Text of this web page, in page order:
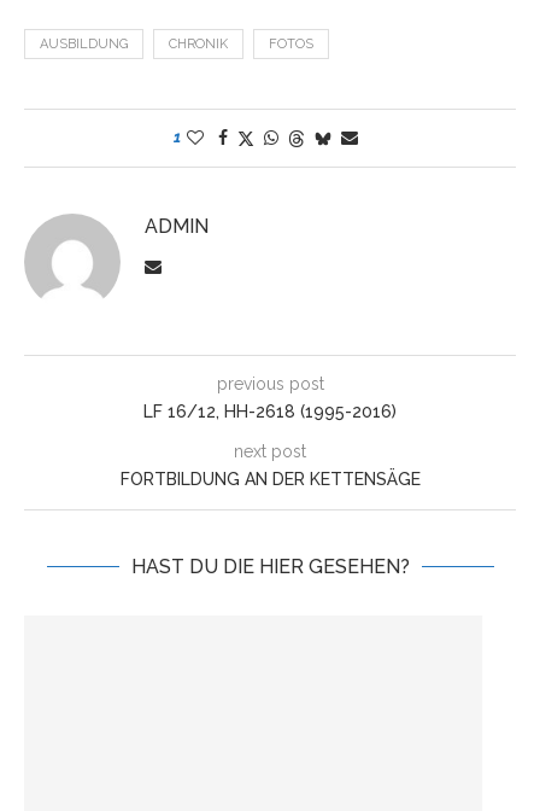
AUSBILDUNG CHRONIK FOTOS
1
ADMIN
previous post
LF 16/12, HH-2618 (1995-2016)
next post
FORTBILDUNG AN DER KETTENSÄGE
HAST DU DIE HIER GESEHEN?